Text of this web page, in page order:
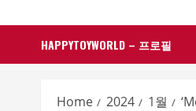
HAPPYTOYWORLD – 프로필
Home 2024 1월